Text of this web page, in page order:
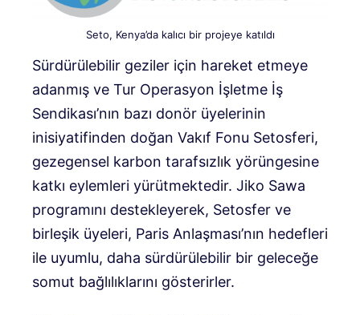
Seto, Kenya’da kalıcı bir projeye katıldı
Sürdürülebilir geziler için hareket etmeye
adanmış ve Tur Operasyon İşletme İş
Sendikası’nın bazı donör üyelerinin
inisiyatifinden doğan Vakıf Fonu Setosferi,
gezegensel karbon tarafsızlık yörüngesine
katkı eylemleri yürütmektedir. Jiko Sawa
programını destekleyerek, Setosfer ve
birleşik üyeleri, Paris Anlaşması’nın hedefleri
ile uyumlu, daha sürdürülebilir bir geleceğe
somut bağlılıklarını gösterirler.